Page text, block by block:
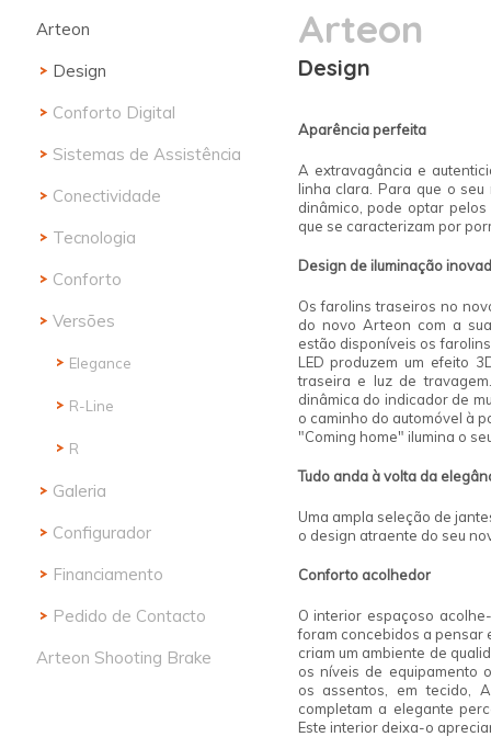
Arteon
Design
Conforto Digital
Sistemas de Assistência
Conectividade
Tecnologia
Conforto
Versões
Elegance
R-Line
R
Galeria
Configurador
Financiamento
Pedido de Contacto
Arteon Shooting Brake
Arteon
Design
Aparênciaperfeita
A extravagância e
linha clara. Para que o
dinâmico, pode optar
que se caracterizam por
Design de iluminação
Os farolins traseiros no
do novo Arteon com a
estão disponíveis os
LED produzem um efeito
traseira e luz de
dinâmica do indicador de
o caminho do automóvel à
"Coming home" ilumina o
Tudo anda à volta da
Uma ampla seleção de
o design atraente do seu
Conforto acolhedor
O interior espaçoso
foram concebidos a pensar
criam um ambiente de
os níveis de equipamento
os assentos, em tecido,
completam a elegante
Este interior deixa-o